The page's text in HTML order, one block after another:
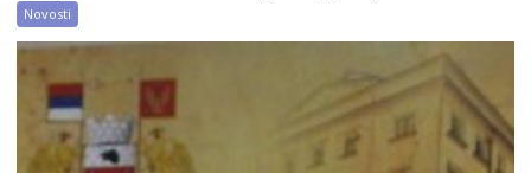
Novosti